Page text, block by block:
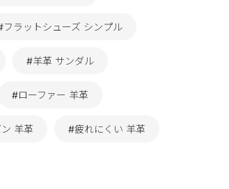
フラットシューズ シンプル
#羊革 サンダル
#ローファー 羊革
羊革 #疲れにくい 羊革